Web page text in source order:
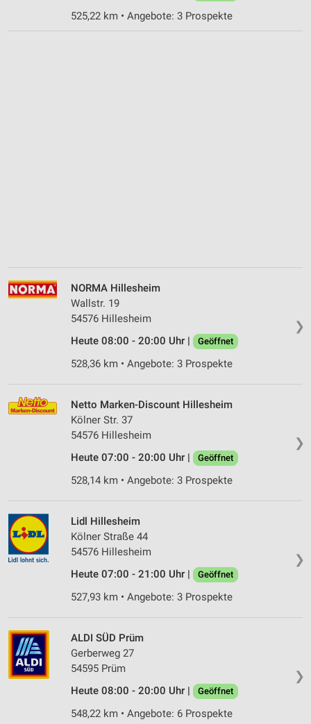
525,22 km • Angebote: 3 Prospekte
❯
NORMA Hillesheim
Wallstr. 19
54576 Hillesheim
Heute 08:00 - 20:00 Uhr |
Geöffnet
528,36 km • Angebote: 3 Prospekte
❯
Netto Marken-Discount Hillesheim
Kölner Str. 37
54576 Hillesheim
Heute 07:00 - 20:00 Uhr |
Geöffnet
528,14 km • Angebote: 3 Prospekte
❯
Lidl Hillesheim
Kölner Straße 44
54576 Hillesheim
Heute 07:00 - 21:00 Uhr |
Geöffnet
527,93 km • Angebote: 3 Prospekte
❯
ALDI SÜD Prüm
Gerberweg 27
54595 Prüm
Heute 08:00 - 20:00 Uhr |
Geöffnet
548,22 km • Angebote: 6 Prospekte